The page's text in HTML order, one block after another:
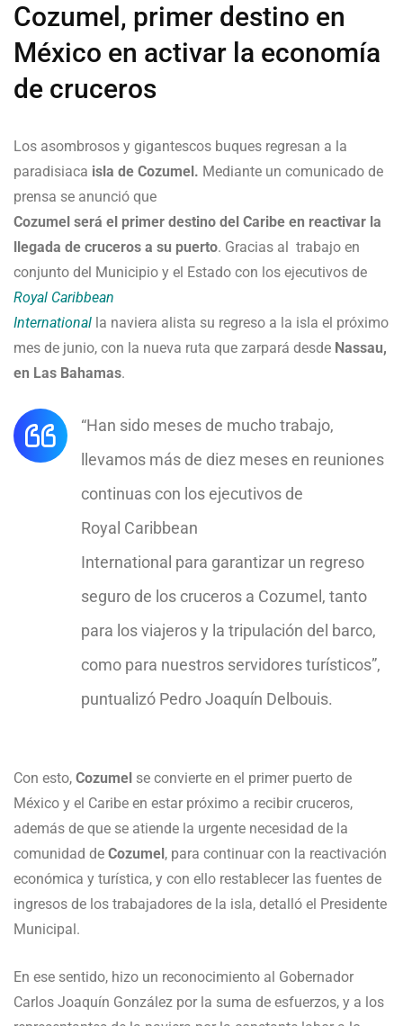
Cozumel, primer destino en
México en activar la economía
de cruceros
Los asombrosos y gigantescos buques regresan a la
paradisiaca isla de Cozumel. Mediante un comunicado de
prensa se anunció que
Cozumel será el primer destino del Caribe en reactivar la
llegada de cruceros a su puerto. Gracias al trabajo en
conjunto del Municipio y el Estado con los ejecutivos de
Royal Caribbean
International la naviera alista su regreso a la isla el próximo
mes de junio, con la nueva ruta que zarpará desde Nassau,
en Las Bahamas.
“Han sido meses de mucho trabajo,
llevamos más de diez meses en reuniones
continuas con los ejecutivos de
Royal Caribbean
International para garantizar un regreso
seguro de los cruceros a Cozumel, tanto
para los viajeros y la tripulación del barco,
como para nuestros servidores turísticos”,
puntualizó Pedro Joaquín Delbouis.
Con esto, Cozumel se convierte en el primer puerto de
México y el Caribe en estar próximo a recibir cruceros,
además de que se atiende la urgente necesidad de la
comunidad de Cozumel , para continuar con la reactivación
económica y turística, y con ello restablecer las fuentes de
ingresos de los trabajadores de la isla, detalló el Presidente
Municipal.
En ese sentido, hizo un reconocimiento al Gobernador
Carlos Joaquín González por la suma de esfuerzos, y a los